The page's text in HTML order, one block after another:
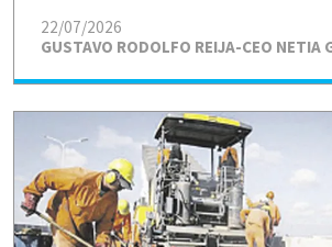
GUSTAVO RODOLFO REIJA-CEO NETIA
22/07/2026